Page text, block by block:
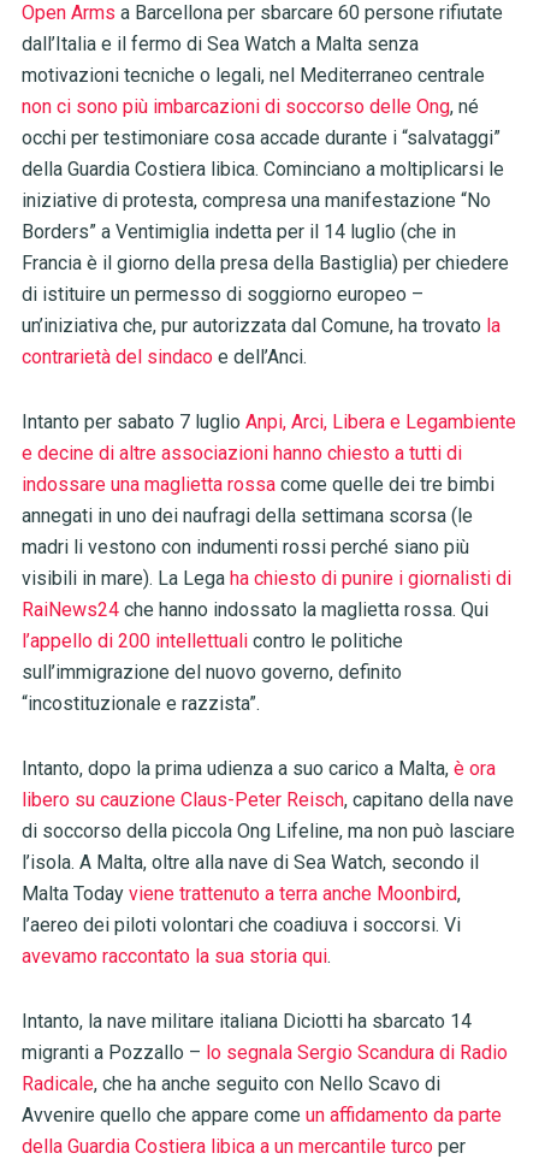
Open Arms a Barcellona per sbarcare 60 persone rifiutate
dall’Italia e il fermo di Sea Watch a Malta senza
motivazioni tecniche o legali, nel Mediterraneo centrale
non ci sono più imbarcazioni di soccorso delle Ong, né
occhi per testimoniare cosa accade durante i “salvataggi”
della Guardia Costiera libica. Cominciano a moltiplicarsi le
iniziative di protesta, compresa una manifestazione “No
Borders” a Ventimiglia indetta per il 14 luglio (che in
Francia è il giorno della presa della Bastiglia) per chiedere
di istituire un permesso di soggiorno europeo –
un’iniziativa che, pur autorizzata dal Comune, ha trovato la
contrarietà del sindacoe dell’Anci.
Intanto per sabato 7 luglio Anpi, Arci, Libera e Legambiente
e decine di altre associazioni hanno chiesto a tutti di
indossare una maglietta rossacome quelle dei tre bimbi
annegati in uno dei naufragi della settimana scorsa (le
madri li vestono con indumenti rossi perché siano più
visibili in mare). La Lega ha chiesto di punire i giornalisti di
RaiNews24che hanno indossato la maglietta rossa. Qui
l’appello di 200 intellettualicontro le politiche
sull’immigrazione del nuovo governo, definito
“incostituzionale e razzista”.
Intanto, dopo la prima udienza a suo carico a Malta, è ora
libero su cauzione Claus-Peter Reisch, capitano della nave
di soccorso della piccola Ong Lifeline, ma non può lasciare
l’isola. A Malta, oltre alla nave di Sea Watch, secondo il
Malta Today viene trattenuto a terra anche Moonbird,
l’aereo dei piloti volontari che coadiuva i soccorsi. Vi
avevamo raccontato la sua storia qui.
Intanto, la nave militare italiana Diciotti ha sbarcato 14
migranti a Pozzallo – lo segnala Sergio Scandura di Radio
Radicale, che ha anche seguito con Nello Scavo di
Avvenire quello che appare come un affidamento da parte
della Guardia Costiera libica a un mercantile turcoper